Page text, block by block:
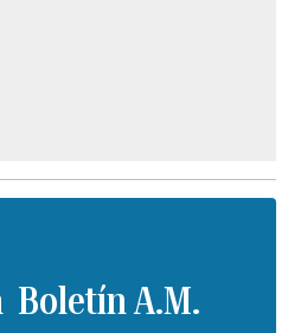
Boletín A.M.